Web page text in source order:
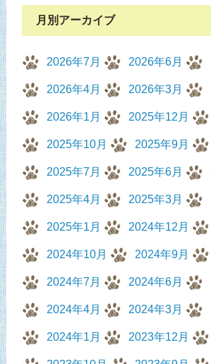
月別アーカイブ
2026年7月 2026年6月
2026年4月 2026年3月
2026年1月 2025年12月
2025年10月 2025年9月
2025年7月 2025年6月
2025年4月 2025年3月
2025年1月 2024年12月
2024年10月 2024年9月
2024年7月 2024年6月
2024年4月 2024年3月
2024年1月 2023年12月